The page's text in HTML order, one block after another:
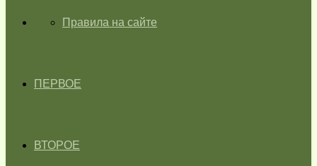
ГЛАВНАЯПравила на сайте
ПЕРВОЕ
ВТОРОЕ